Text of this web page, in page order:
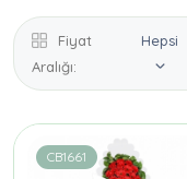
Fiyat
Aralığı:
Hepsi
CB1661